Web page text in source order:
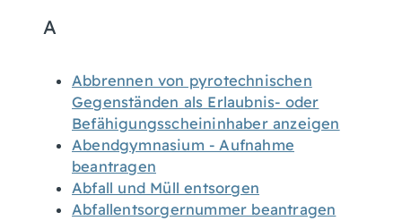
A
Abbrennen von pyrotechnischen
Gegenständen als Erlaubnis- oder
Befähigungsscheininhaber anzeigen
Abendgymnasium - Aufnahme
beantragen
Abfall und Müll entsorgen
Abfallentsorgernummer beantragen